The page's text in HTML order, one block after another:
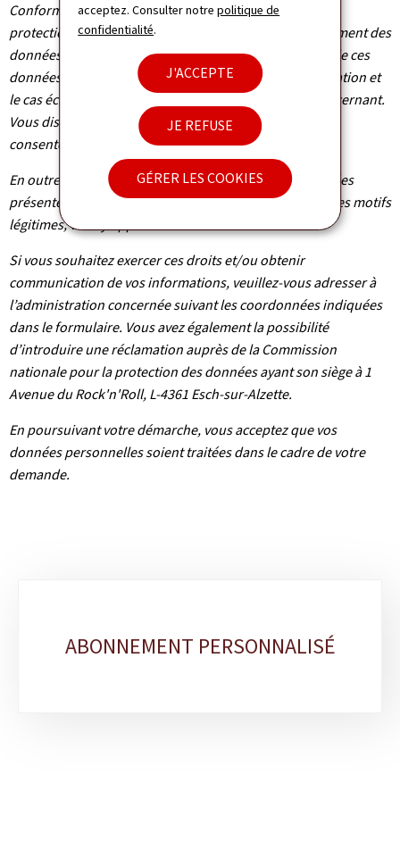
acceptez. Consulter notrepolitique de
confidentialité.
J'ACCEPTE
JE REFUSE
GÉRER LES COOKIES
Conformément au règlement (UE) 2016/679 relatif à la
protection des personnes physiques à l'égard du traitement des
données à caractère personnel et à la libre circulation de ces
données, vous bénéficiez d’un droit d’accès, de rectification et
le cas échéant d’effacement des informations vous concernant.
Vous disposez également du droit de retirer votre
consentement à tout moment.
En outre et excepté le cas où le traitement de vos données
présente un caractère obligatoire, vous pouvez, pour des motifs
légitimes, vous y opposer.
Si vous souhaitez exercer ces droits et/ou obtenir
communication de vos informations, veuillez-vous adresser à
l’administration concernée suivant les coordonnées indiquées
dans le formulaire. Vous avez également la possibilité
d’introduire une réclamation auprès de la Commission
nationale pour la protection des données ayant son siège à 1
Avenue du Rock'n'Roll, L-4361 Esch-sur-Alzette.
En poursuivant votre démarche, vous acceptez que vos
données personnelles soient traitées dans le cadre de votre
demande.
rubriquesABONNEMENT PERSONNALISÉ